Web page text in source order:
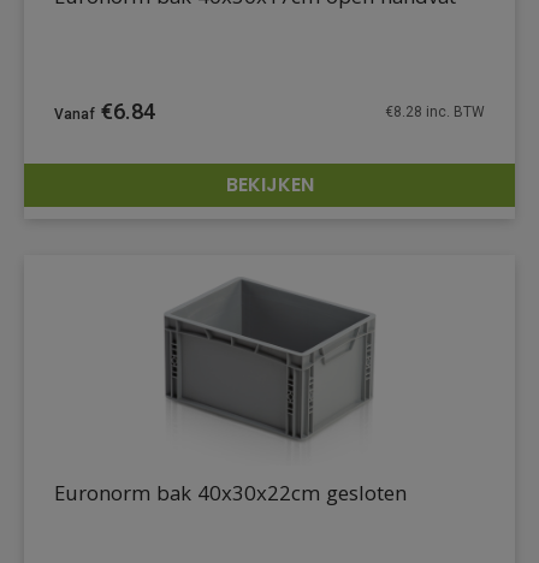
DETAILS
€6.84 €8.28 inc. BTW
BEKIJKEN
Euronorm bak 40x30x22cm gesloten